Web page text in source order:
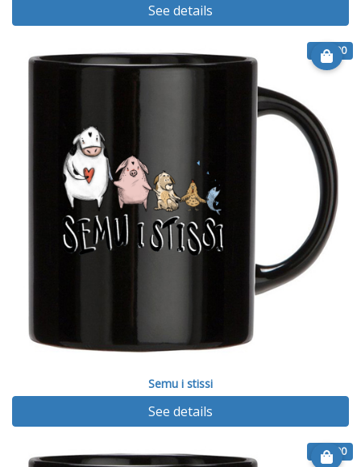
See details
€ 13.00
Semu i stissi
See details
€ 12.00